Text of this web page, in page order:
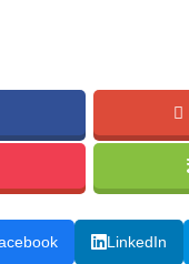
LinkedIn